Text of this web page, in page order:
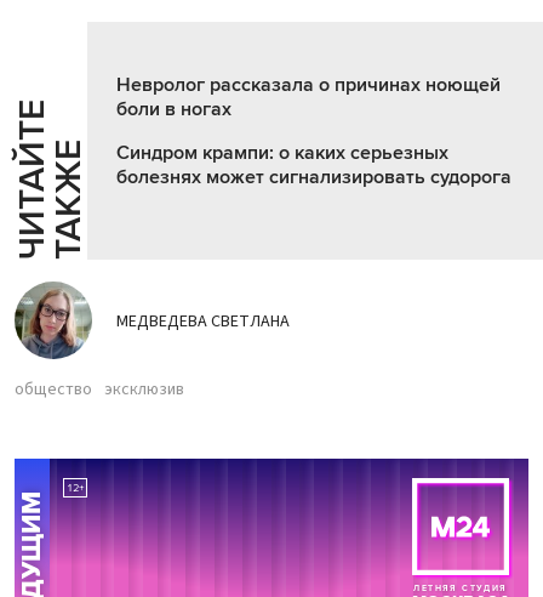
Ч
И
Т
АЙ
Т
Е
Т
А
К
ЖЕ
Невролог рассказала о причинах ноющей
боли в ногах
Синдром крампи: о каких серьезных
болезнях может сигнализировать судорога
МЕДВЕДЕВА СВЕТЛАНА
общество эксклюзив